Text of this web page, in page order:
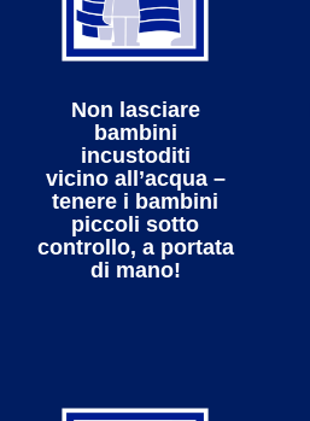
Non lasciare
bambini
incustoditi
vicino all’acqua –
tenere i bambini
piccoli sotto
controllo, a portata
di mano!